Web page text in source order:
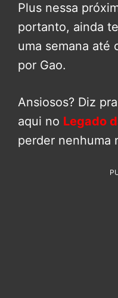
Plus nessa
portanto, ainda
uma semana até
por Gao.
Ansiosos? Diz
aqui no Legado
perder nenhuma